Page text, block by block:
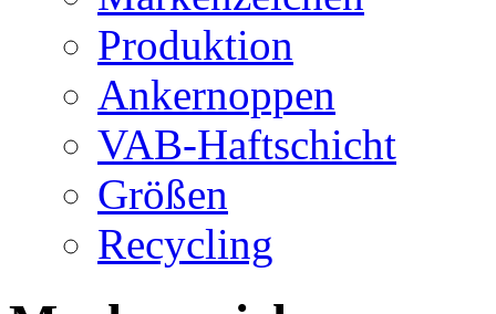
Produktion
Ankernoppen
VAB-Haftschicht
Größen
Recycling